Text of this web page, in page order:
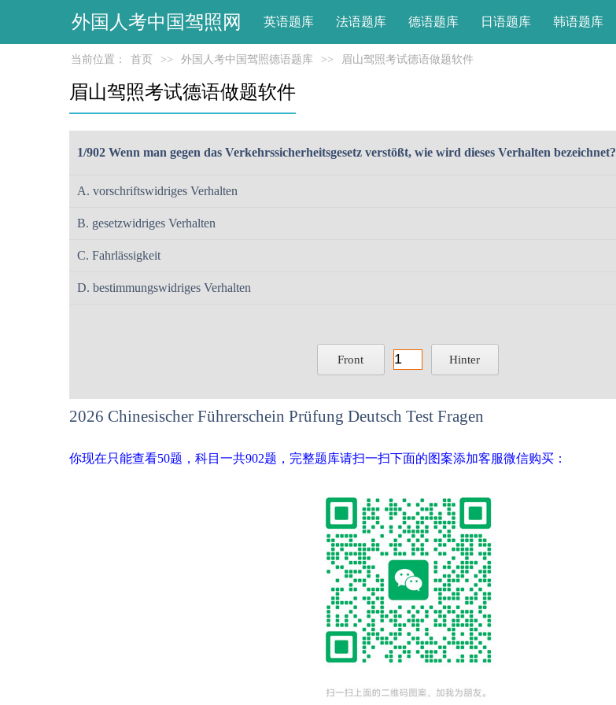
外国人考中国驾照网 英语题库 法语题库 德语题库 日语题库 韩语题库
当前位置： 首页 >> 外国人考中国驾照德语题库 >> 眉山驾照考试德语做题软件
眉山驾照考试德语做题软件
1/902 Wenn man gegen das Verkehrssicherheitsgesetz verstößt, wie wird dieses Verhalten bezeichnet?
A. vorschriftswidriges Verhalten
B. gesetzwidriges Verhalten
C. Fahrlässigkeit
D. bestimmungswidriges Verhalten
Front Hinter
2026 Chinesischer Führerschein Prüfung Deutsch Test Fragen
你现在只能查看50题，科目一共902题，完整题库请扫一扫下面的图案添加客服微信购买：